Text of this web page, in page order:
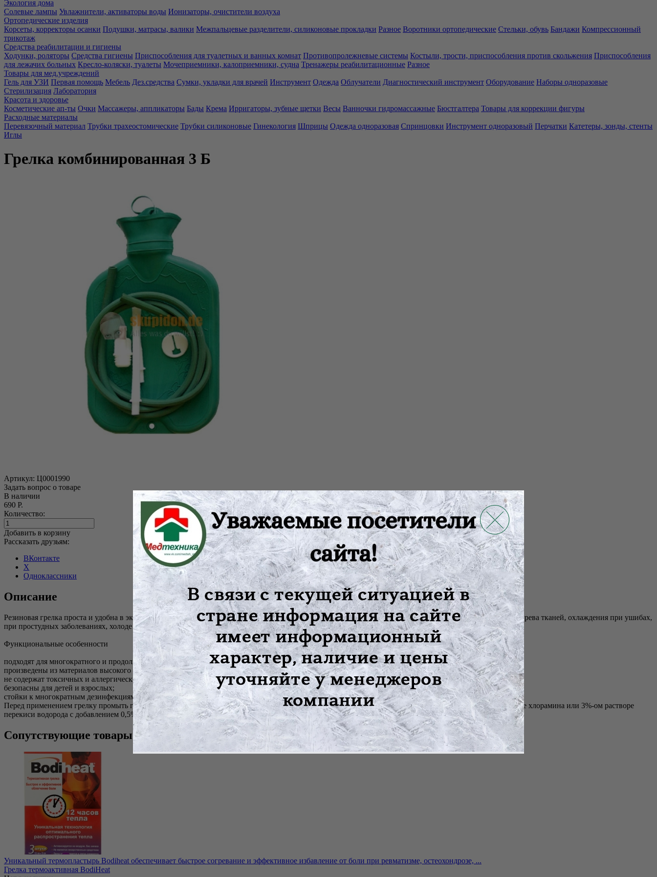
Экология дома
Солевые лампы Увлажнители, активаторы воды Ионизаторы, очистители воздуха
Ортопедические изделия
Корсеты, корректоры осанки Подушки, матрасы, валики Межпальцевые разделители, силиконовые прокладки Разное Воротники ортопедические Стельки, обувь Бандажи Компрессионный
трикотаж
Средства реабилитации и гигиены
Ходунки, роляторы Средства гигиены Приспособления для туалетных и ванных комнат Противопролежневые системы Костыли, трости, приспособления против скольжения Приспособления
для лежачих больных Кресло-коляски, туалеты Мочеприемники, калоприемники, судна Тренажеры реабилитационные Разное
Товары для мед.учреждений
Гель для УЗИ Первая помощь Мебель Дез.средства Сумки, укладки для врачей Инструмент Одежда Облучатели Диагностический инструмент Оборудование Наборы одноразовые
Стерилизация Лаборатория
Красота и здоровье
Косметические ап-ты Очки Массажеры, аппликаторы Бады Крема Ирригаторы, зубные щетки Весы Ванночки гидромассажные Бюстгалтера Товары для коррекции фигуры
Расходные материалы
Перевязочный материал Трубки трахеостомические Трубки силиконовые Гинекология Шприцы Одежда одноразовая Спринцовки Инструмент одноразовый Перчатки Катетеры, зонды, стенты
Иглы
Грелка комбинированная 3 Б
Артикул: Ц0001990
Задать вопрос о товаре
В наличии
690 Р.
Количество:
Добавить в корзину
Рассказать друзьям:
ВКонтакте
X
Одноклассники
Описание
Резиновая грелка проста и удобна в эксплуатации как в домашних условиях, так и в медицинских учреждениях. Применяется для общего и местного обогрева тканей, охлаждения при ушибах,
при простудных заболеваниях, холоде в помещениях.
Функциональные особенности
подходят для многократного и продолжительного применения;
произведены из материалов высокого качества с учетом требований ГОСТ;
не содержат токсичных и аллергических компонентов;
безопасны для детей и взрослых;
стойки к многократным дезинфекциям.
Перед применением грелку промыть горячей водой температурой не выше 90°C, снаружи протереть два раза ватным тампоном, смоченным в 1% растворе хлорамина или 3%-ом растворе
перекиси водорода с добавлением 0,5% по массе раствора моющего средства ("Новость", "Астра", "Прогресс", "Лотос"), затем промыть проточной водой.
Сопутствующие товары
Уникальный термопластырь Bodiheat обеспечивает быстрое согревание и эффективное избавление от боли при ревматизме, остеохондрозе, ...
Грелка термоактивная BodiHeat